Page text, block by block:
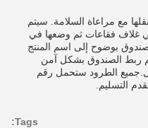
مع مراعاة السلامة. سيتم
غلاف فقاعات ثم وضعها في
بوضوح إلى اسم المنتج
ربط الصندوق بشكل آمن
الطرود ستحمل رقم
التسليم.
Tags: